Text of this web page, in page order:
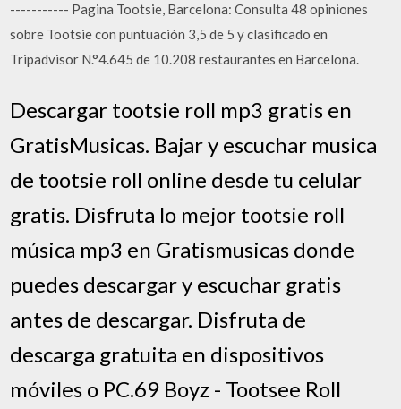
----------- Pagina Tootsie, Barcelona: Consulta 48 opiniones
sobre Tootsie con puntuación 3,5 de 5 y clasificado en
Tripadvisor N.°4.645 de 10.208 restaurantes en Barcelona.
Descargar tootsie roll mp3 gratis en
GratisMusicas. Bajar y escuchar musica
de tootsie roll online desde tu celular
gratis. Disfruta lo mejor tootsie roll
música mp3 en Gratismusicas donde
puedes descargar y escuchar gratis
antes de descargar. Disfruta de
descarga gratuita en dispositivos
móviles o PC.69 Boyz - Tootsee Roll